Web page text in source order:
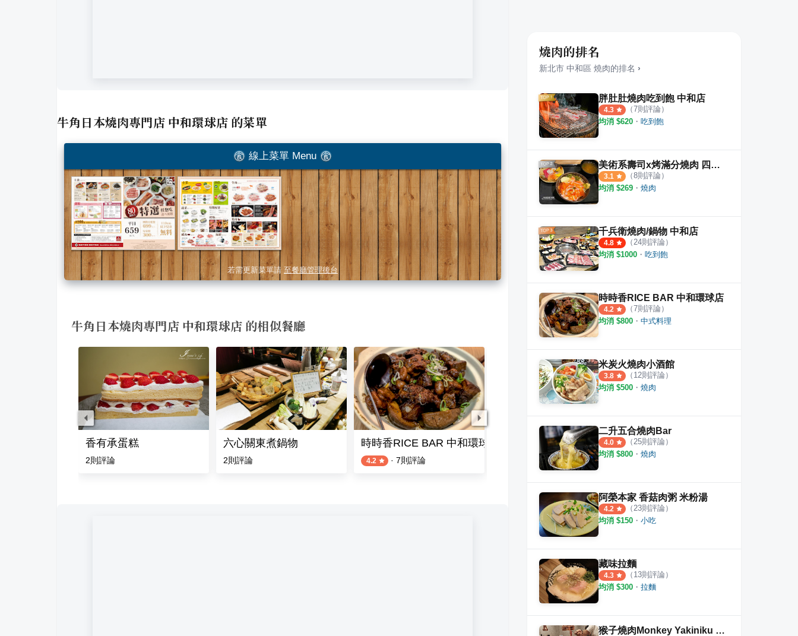
牛角日本燒肉專門店 中和環球店 的菜單
線上菜單 Menu
若需更新菜單請 至餐廳管理後台
牛角日本燒肉專門店 中和環球店 的相似餐廳
香有承蛋糕
2則評論
六心關東煮鍋物
2則評論
時時香RICE BAR 中和環球店
4.2 · 7則評論
上好雞肉
則評論
COLD STONE
4.0
燒肉的排名
新北市 中和區 燒肉的排名 ›
胖肚肚燒肉吃到飽 中和店
4.3 （7則評論）
均消 $620 ・ 吃到飽
美術系壽司x烤滿分燒肉 四號公園店
3.1 （8則評論）
均消 $269 ・ 燒肉
千兵衛燒肉/鍋物 中和店
4.8 （24則評論）
均消 $1000 ・ 吃到飽
時時香RICE BAR 中和環球店
4.2 （7則評論）
均消 $800 ・ 中式料理
米炭火燒肉小酒館
3.8 （ 12則評論）
均消 $500 ・ 燒肉
二升五合燒肉Bar
4.0 （25則評論）
均消 $800 ・ 燒肉
阿榮本家 香菇肉粥 米粉湯
4.2 （23則評論）
均消 $150 ・ 小吃
藏味拉麵
4.3 （ 13則評論）
均消 $300 ・ 拉麵
猴子燒肉Monkey Yakiniku 中和店